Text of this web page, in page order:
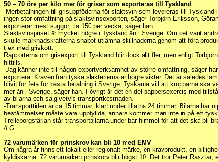
50 – 70 öre per kilo mer för grisar som exporteras till Tyskland
-Merbetalningen till grisuppfödarna för slaktsvin som levereras till Tyskland
ingen stor omfattning på slaktsvinsexporten, säger Torbjörn Eriksson,
exporterar mest suggor, ca 150 per vecka, säger han.
Slaktsvinspriset är mycket högre i Tyskland än i Sverige. Om det varit
skulle marknadskrafterna snabbt utjämna skillnaderna genom att föra
t ex med griskött.
Rapporterna om grisexport till Tyskland blir dock allt fler, men enligt
hittills.
-Jag känner inte till någon exportverksamhet av större omfattning, säger
exportera. Kraven från tyska slakterierna är högre vikter. Det är således
blivit för feta för bästa betalning i Sverige. Tyskarna vill att kropparna ska
mer än i Sverige, säger han. I övrigt är det en del pappersexercis med
av bilarna och så givetvis transportkostnaden.
-Transporttiden är ca 15 timmar, klart under tillåtna 24 timmar. Bilarna har
bestämmelser måste vara uppfyllda, annars kommer man inte in på ett
Trelleborgsfärjan står transportbilarna under bar himmel för att det ska bli
/LG
72 varumärken för prinskrov kan bli 10 med EMV
Om några år finns ett lokalt eller regionalt märke, en kravprodukt, en
kyldiskarna. 72 varumärken prinskorv blir högst 10. Det tror Peter Rasztar,